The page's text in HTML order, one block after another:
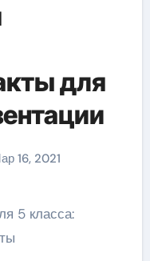
для
16, 2021